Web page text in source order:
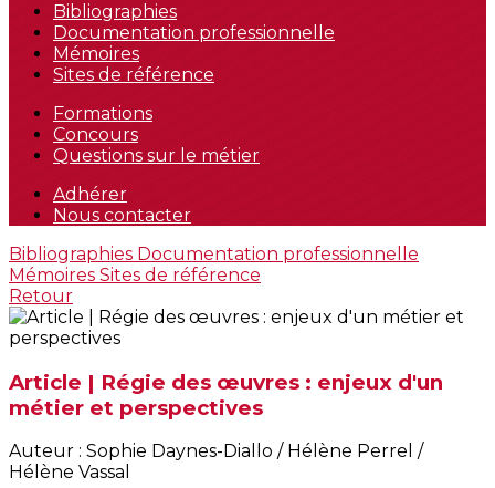
Bibliographies
Documentation professionnelle
Mémoires
Sites de référence
Formations
Concours
Questions sur le métier
Adhérer
Nous contacter
Bibliographies Documentation professionnelle
Mémoires Sites de référence
Retour
Article | Régie des œuvres : enjeux d'un
métier et perspectives
Auteur : Sophie Daynes-Diallo / Hélène Perrel /
Hélène Vassal